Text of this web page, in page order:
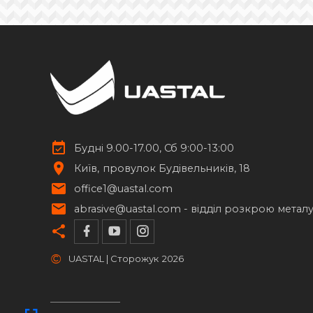
Будні 9.00-17.00, Сб 9:00-13:00
Київ
провулок Будівельників, 18
office1@uastal.com
abrasive@uastal.com - відділ розкрою металу
© UASTAL | Сторожук 2026